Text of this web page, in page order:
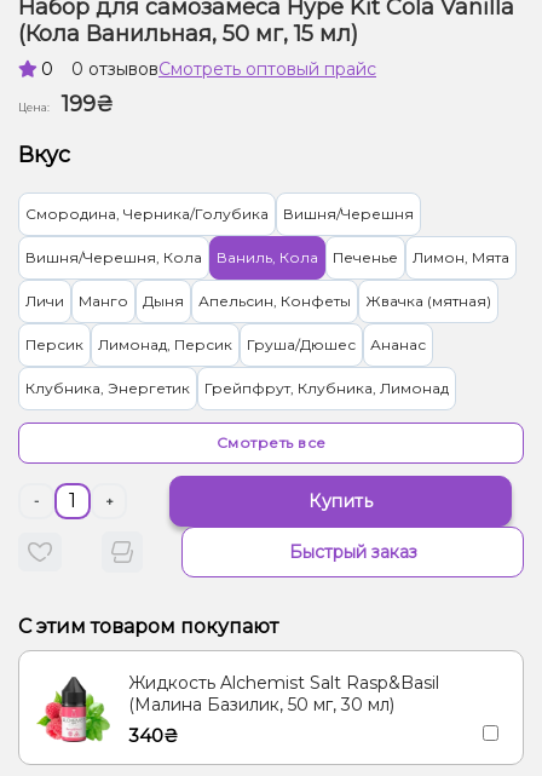
Набор для самозамеса Hype Kit Cola Vanilla
(Кола Ванильная, 50 мг, 15 мл)
0 0 отзывовСмотреть оптовый прайс
Цена:
199₴
Вкус
Смородина, Черника/Голубика Вишня/Черешня
Вишня/Черешня, Кола Ваниль, Кола Печенье Лимон, Мята
Личи Манго Дыня Апельсин, Конфеты Жвачка (мятная)
Персик Лимонад, Персик Груша/Дюшес Ананас
Клубника, Энергетик Грейпфрут, Клубника, Лимонад
Кокос, Манго Мороженое, Черника/Голубика
Яблоко Мандарин
Смотреть все
- + Купить
Быстрый заказ
С этим товаром покупают
Жидкость Alchemist Salt Rasp&Basil
(Малина Базилик, 50 мг, 30 мл)
340₴